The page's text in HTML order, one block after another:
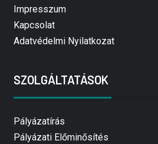
Impresszum
Kapcsolat
Adatvédelmi Nyilatkozat
SZOLGÁLTATÁSOK
Pályázatírás
Pályázati Előminősítés